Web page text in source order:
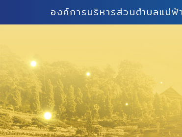
องค์การบริหารส่วนตำบลแ